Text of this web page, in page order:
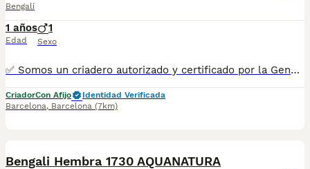
Bengalí
1 años
Edad
1
Sexo
✅ Somos un criadero autorizado y certificado por la Generalitat de Catalunya bajo el número de Núcleo Zoológico G25/00314. PARA MÁS INFORMACIÓN: ☎️ 933095977 📱 685878504 / 674320847 💻 Más fotos y vídeos en nuestra web www.aquanatura.es 🚙 Hacemos envíos 📌 Calle Roger de Flor 45, muy cerca del Arc de Triomf de Barcelona, de Lunes a Sábados. Se entregan con la mayoría de sus vacunas, desparasitados interna y externamente, con microchip y su registro, cartilla sanitaria y contrato de garantías, documentación legal y factura. AQUANATURA
CriadorCon Afijo
Identidad Verificada
Barcelona, Barcelona (7km)
Bengali Hembra 1730 AQUANATURA